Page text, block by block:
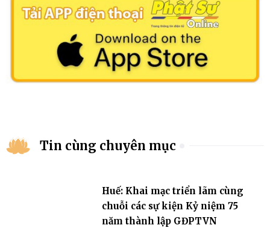
Tin cùng chuyên mục
Huế: Khai mạc triển lãm cùng
chuỗi các sự kiện Kỷ niệm 75
năm thành lập GĐPTVN